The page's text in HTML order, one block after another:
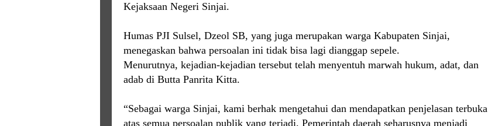
Kejaksaan Negeri Sinjai.
Humas PJI Sulsel, Dzeol SB, yang juga merupakan warga Kabupaten Sinjai,
menegaskan bahwa persoalan ini tidak bisa lagi dianggap sepele.
Menurutnya, kejadian-kejadian tersebut telah menyentuh marwah hukum, adat, dan
adab di Butta Panrita Kitta.
“Sebagai warga Sinjai, kami berhak mengetahui dan mendapatkan penjelasan terbuka
atas semua persoalan publik yang terjadi. Pemerintah daerah seharusnya menjadi